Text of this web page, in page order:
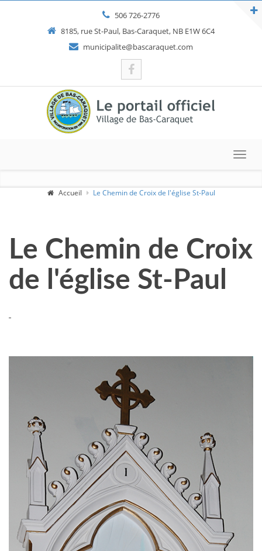
506 726-2776
8185, rue St-Paul, Bas-Caraquet, NB E1W 6C4
municipalite@bascaraquet.com
Accueil Le Chemin de Croix de l'église St-Paul
Le Chemin de Croix
de l'église St-Paul